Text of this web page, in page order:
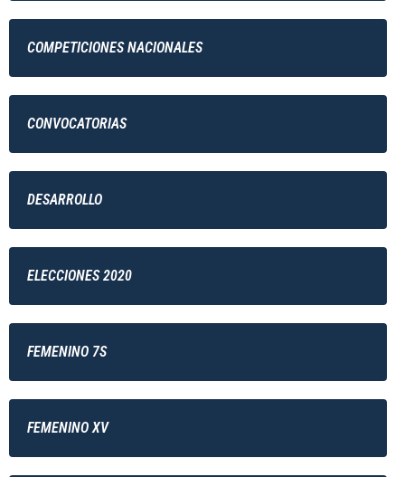
COMPETICIONES NACIONALES
CONVOCATORIAS
DESARROLLO
ELECCIONES 2020
FEMENINO 7S
FEMENINO XV